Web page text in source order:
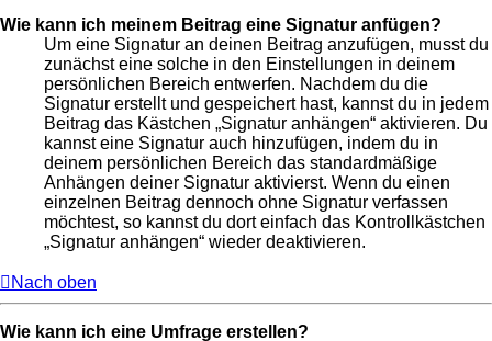
Wie kann ich meinem Beitrag eine Signatur anfügen?
Um eine Signatur an deinen Beitrag anzufügen, musst du
zunächst eine solche in den Einstellungen in deinem
persönlichen Bereich entwerfen. Nachdem du die
Signatur erstellt und gespeichert hast, kannst du in jedem
Beitrag das Kästchen „Signatur anhängen“ aktivieren. Du
kannst eine Signatur auch hinzufügen, indem du in
deinem persönlichen Bereich das standardmäßige
Anhängen deiner Signatur aktivierst. Wenn du einen
einzelnen Beitrag dennoch ohne Signatur verfassen
möchtest, so kannst du dort einfach das Kontrollkästchen
„Signatur anhängen“ wieder deaktivieren.
Nach oben
Wie kann ich eine Umfrage erstellen?